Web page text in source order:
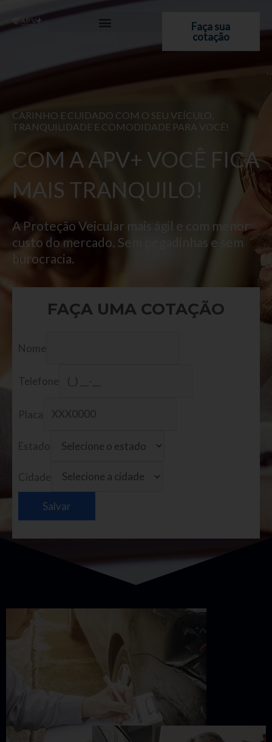
para
Faça sua
cotação
CARINHO E CUIDADO COM O SEU VEÍCULO,
TRANQUILIDADE E COMODIDADE PARA VOCÊ!
COM A APV+ VOCÊ FICA
MAIS TRANQUILO!
A Proteção Veicular mais ágil e com menor
custo do mercado. Sem pegadinhas e sem
burocracia.
FAÇA UMA COTAÇÃO
Nome
Telefone
Placa
Estado
Cidade
Salvar